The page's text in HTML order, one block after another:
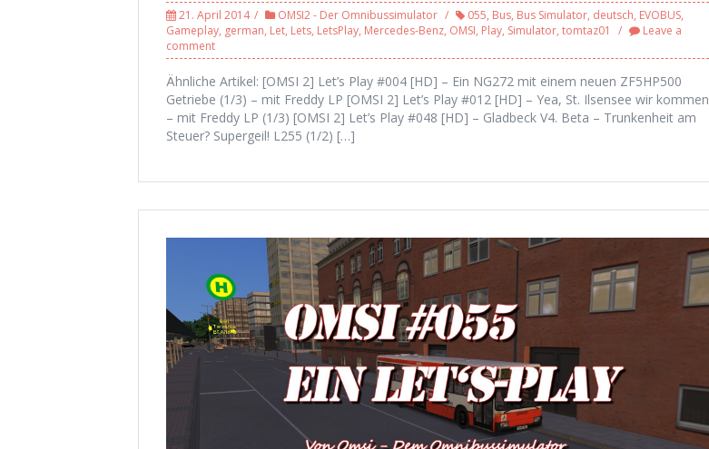
21. April 2014 OMSI2 - Der Omnibussimulator 055, Bus, Bus Simulator, deutsch, EVOBUS,
Gameplay, german, Let, Lets, LetsPlay, Mercedes-Benz, OMSI, Play, Simulator, tomtaz01
Leave a
comment
Ähnliche Artikel: [OMSI 2] Let’s Play #004 [HD] – Ein NG272 mit einem neuen ZF5HP500
Getriebe (1/3) – mit Freddy LP [OMSI 2] Let’s Play #012 [HD] – Yea, St. Ilsensee wir kommen
– mit Freddy LP (1/3) [OMSI 2] Let’s Play #048 [HD] – Gladbeck V4. Beta – Trunkenheit am
Steuer? Supergeil! L255 (1/2) […]